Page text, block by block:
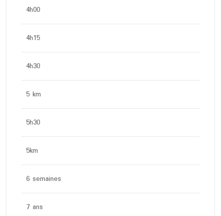
4h00
4h15
4h30
5 km
5h30
5km
6 semaines
7 ans